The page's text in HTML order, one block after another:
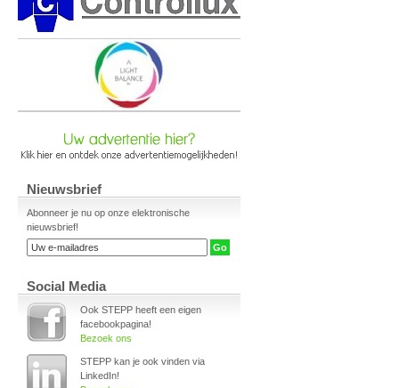
Nieuwsbrief
Abonneer je nu op onze elektronische
nieuwsbrief!
Social Media
Ook STEPP heeft een eigen
facebookpagina!
Bezoek ons
STEPP kan je ook vinden via
LinkedIn!